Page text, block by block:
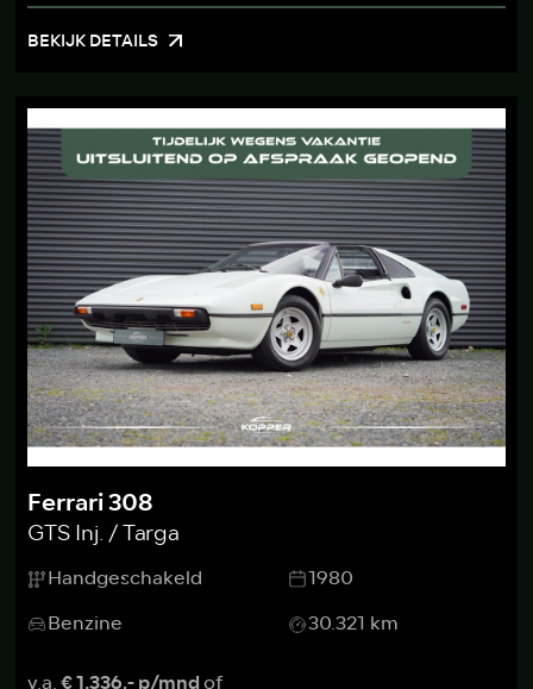
BEKIJK DETAILS
Ferrari 308
GTS Inj. / Targa
Handgeschakeld
1980
Benzine
30.321 km
v.a.€ 1.336,- p/mndof